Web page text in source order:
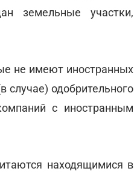
земельные участки,
не имеют иностранных
случае) одобрительного
с иностранным
находящимися в